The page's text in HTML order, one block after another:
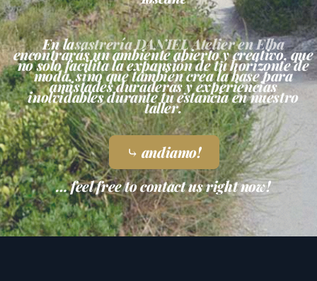
En lasastrería DANIEL Atelier en Elba
encontrarás un ambiente abierto y creativo, que
no solo facilita la expansión de tu horizonte de
moda, sino que también crea la base para
amistades duraderas y experiencias
inolvidables durante tu estancia en nuestro
taller.
⤷ andiamo!
… feel free to contact us right now!